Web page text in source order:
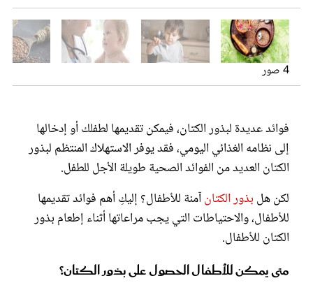
4 صور
فوائد عديدة لبذور الكتان، فيمكن تقديمها لطفلك أو إدخالها
إلى نظامه الغذائي اليومي، فقد يوفر الاستهلاك المنتظم لبذور
الكتان العديد من الفوائد الصحية طويلة الأجل للطفل.
لكن هل بذور الكتانآمنة للأطفال؟ إليكِ أهم فوائد تقديمها
للأطفال، والاحتياطات التي يجب مراعاتها أثناء إطعام بذور
الكتان للأطفال.
متى يمكن للأطفال الحصول على بذور الكتان؟
غلاف رفمي